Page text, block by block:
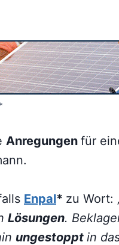
Anregungen für
Enpal* zu Wort:
Lösungen.
ungestoppt in